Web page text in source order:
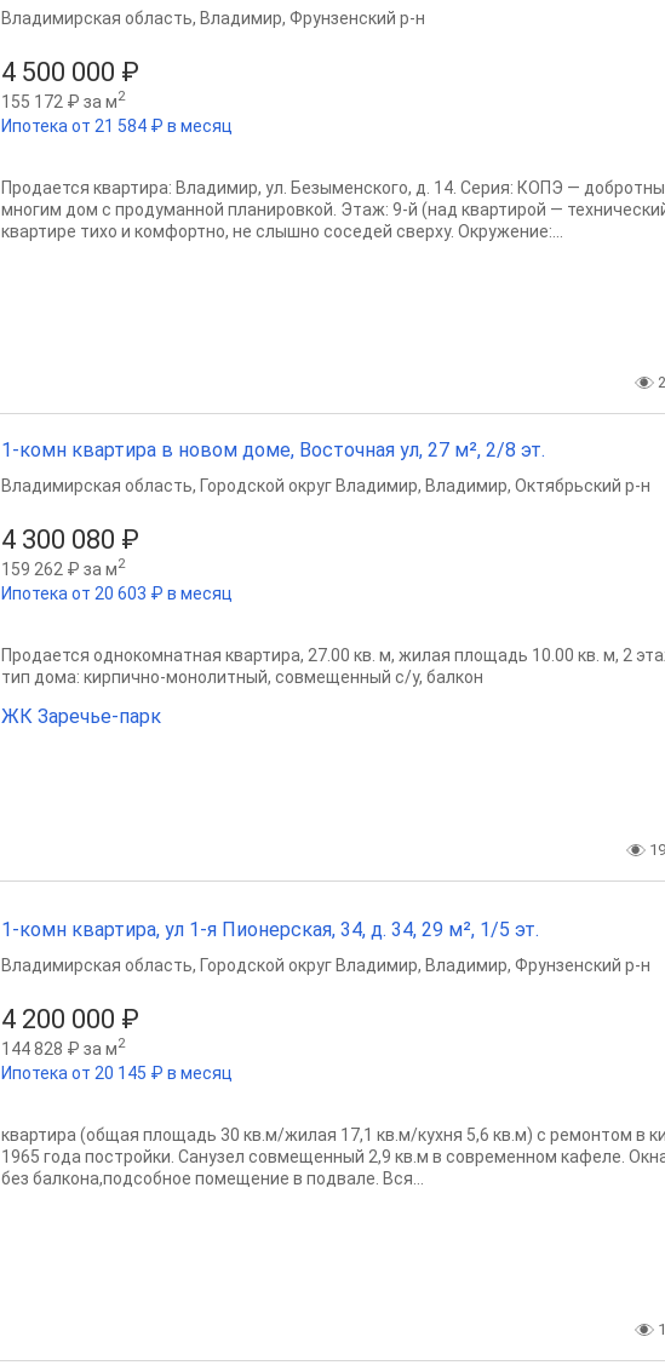
4 500 000 ₽
155 172 ₽ за м2
Ипотека от 21 584 ₽ в месяц
Владимирская область, Владимир, Фрунзенский р-н
Продается квартира: Владимир, ул. Безыменского, д. 14. Серия: КОПЭ —
многим дом с продуманной планировкой. Этаж: 9-й (над квартирой —
квартире тихо и комфортно, не слышно соседей сверху. Окружение:...
2
1-комн квартира в новом доме, Восточная ул, 27 м², 2/8 эт.
4 300 080 ₽
159 262 ₽ за м2
Ипотека от 20 603 ₽ в месяц
Владимирская область, Городской округ Владимир, Владимир, Октябрьский р-н
Продается однокомнатная квартира, 27.00 кв. м, жилая площадь 10.00 кв. м, 2
тип дома: кирпично-монолитный, совмещенный с/у, балкон
ЖК Заречье-парк
19
1-комн квартира, ул 1-я Пионерская, 34, д. 34, 29 м², 1/5 эт.
4 200 000 ₽
144 828 ₽ за м2
Ипотека от 20 145 ₽ в месяц
Владимирская область, Городской округ Владимир, Владимир, Фрунзенский р-н
квартира (общая площадь 30 кв.м/жилая 17,1 кв.м/кухня 5,6 кв.м) с ремонтом в
1965 года постройки. Санузел совмещенный 2,9 кв.м в современном кафеле.
без балкона,подсобное помещение в подвале. Вся...
1